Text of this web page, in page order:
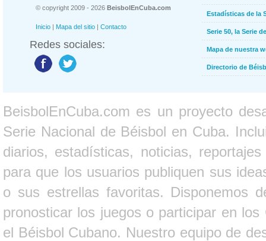
© copyright 2009 - 2026 BeisbolEnCuba.com
Inicio | Mapa del sitio | Contacto
Redes sociales:
Estadísticas de la
Serie 50, la Serie
Mapa de nuestra
Directorio de
BeisbolEnCuba.com es un proyecto
Serie Nacional de Béisbol en Cuba.
diarios, estadísticas, noticias,
para que los usuarios publiquen sus
o sus estrellas favoritas. Disponemos
pronosticar los juegos o participar en
el Béisbol Cubano. Nuestro equipo de